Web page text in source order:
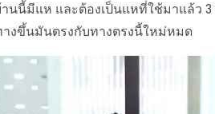
นนี้มีแห และต้องเป็นแหที่ใช้มาแล้ว 3
งขึ้นมันตรงกับทางตรงนี้ใหม่หมด